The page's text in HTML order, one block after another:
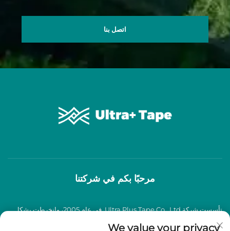
اتصل بنا
مرحبًا بكم في شركتنا
تأسست شركة Ultra Plus Tape Co., Ltd. في عام 2005، وانخرطت بشكل
عميق في صناعة شرائط اللصق BOPP لأكثر من عقدين من الزمان، وتخصصتWe value your privacy